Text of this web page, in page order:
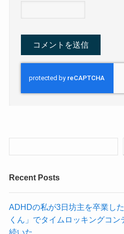
Recent Posts
ADHDの私が3日坊主を卒業し
くん」でタイムロッキングコ
続いた